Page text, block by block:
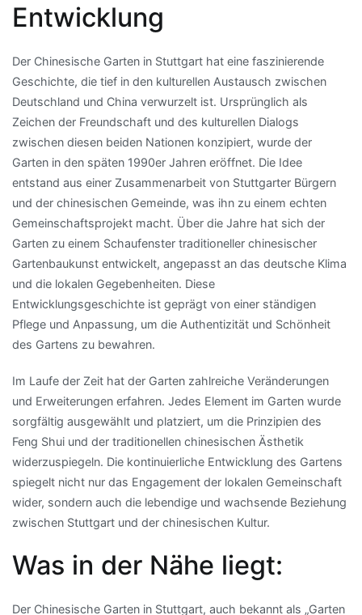
Entwicklung
Der Chinesische Garten in Stuttgart hat eine faszinierende
Geschichte, die tief in den kulturellen Austausch zwischen
Deutschland und China verwurzelt ist. Ursprünglich als
Zeichen der Freundschaft und des kulturellen Dialogs
zwischen diesen beiden Nationen konzipiert, wurde der
Garten in den späten 1990er Jahren eröffnet. Die Idee
entstand aus einer Zusammenarbeit von Stuttgarter Bürgern
und der chinesischen Gemeinde, was ihn zu einem echten
Gemeinschaftsprojekt macht. Über die Jahre hat sich der
Garten zu einem Schaufenster traditioneller chinesischer
Gartenbaukunst entwickelt, angepasst an das deutsche Klima
und die lokalen Gegebenheiten. Diese
Entwicklungsgeschichte ist geprägt von einer ständigen
Pflege und Anpassung, um die Authentizität und Schönheit
des Gartens zu bewahren.
Im Laufe der Zeit hat der Garten zahlreiche Veränderungen
und Erweiterungen erfahren. Jedes Element im Garten wurde
sorgfältig ausgewählt und platziert, um die Prinzipien des
Feng Shui und der traditionellen chinesischen Ästhetik
widerzuspiegeln. Die kontinuierliche Entwicklung des Gartens
spiegelt nicht nur das Engagement der lokalen Gemeinschaft
wider, sondern auch die lebendige und wachsende Beziehung
zwischen Stuttgart und der chinesischen Kultur.
Was in der Nähe liegt:
Der Chinesische Garten in Stuttgart, auch bekannt als „Garten